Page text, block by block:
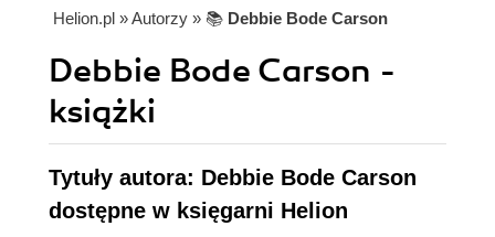
Helion.pl » Autorzy » 📚 Debbie Bode Carson
Debbie Bode Carson -
książki
Tytuły autora: Debbie Bode Carson
dostępne w księgarni Helion